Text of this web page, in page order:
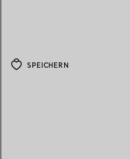
SPEICHERN